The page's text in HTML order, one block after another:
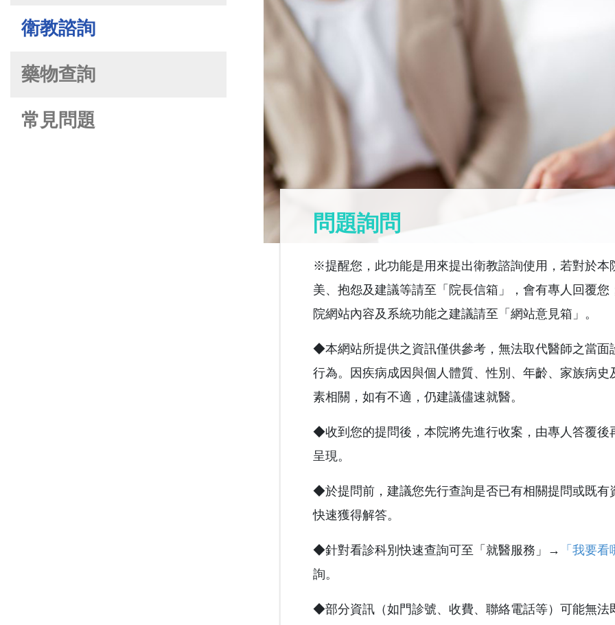
衛教諮詢
藥物查詢
常見問題
問題詢問
※提醒您，此功能是用來提出衛教諮詢使用，若對於本
美、抱怨及建議等請至「院長信箱」，會有專人回覆您
院網站內容及系統功能之建議請至「網站意見箱」。
◆本網站所提供之資訊僅供參考，無法取代醫師之當面
行為。因疾病成因與個人體質、性別、年齡、家族病史
素相關，如有不適，仍建議儘速就醫。
◆收到您的提問後，本院將先進行收案，由專人答覆後
呈現。
◆於提問前，建議您先行查詢是否已有相關提問或既有
快速獲得解答。
◆針對看診科別快速查詢可至「就醫服務」→ 「我要看
詢。
◆部分資訊（如門診號、收費、聯絡電話等）可能無法